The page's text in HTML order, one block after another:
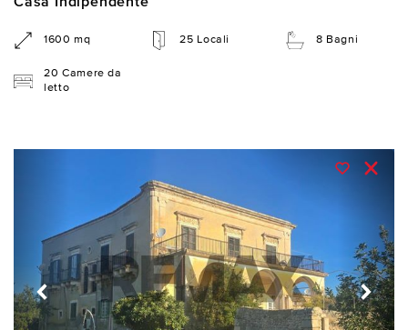
Casa Indipendente
1600 mq 25 Locali 8 Bagni
20 Camere da
letto